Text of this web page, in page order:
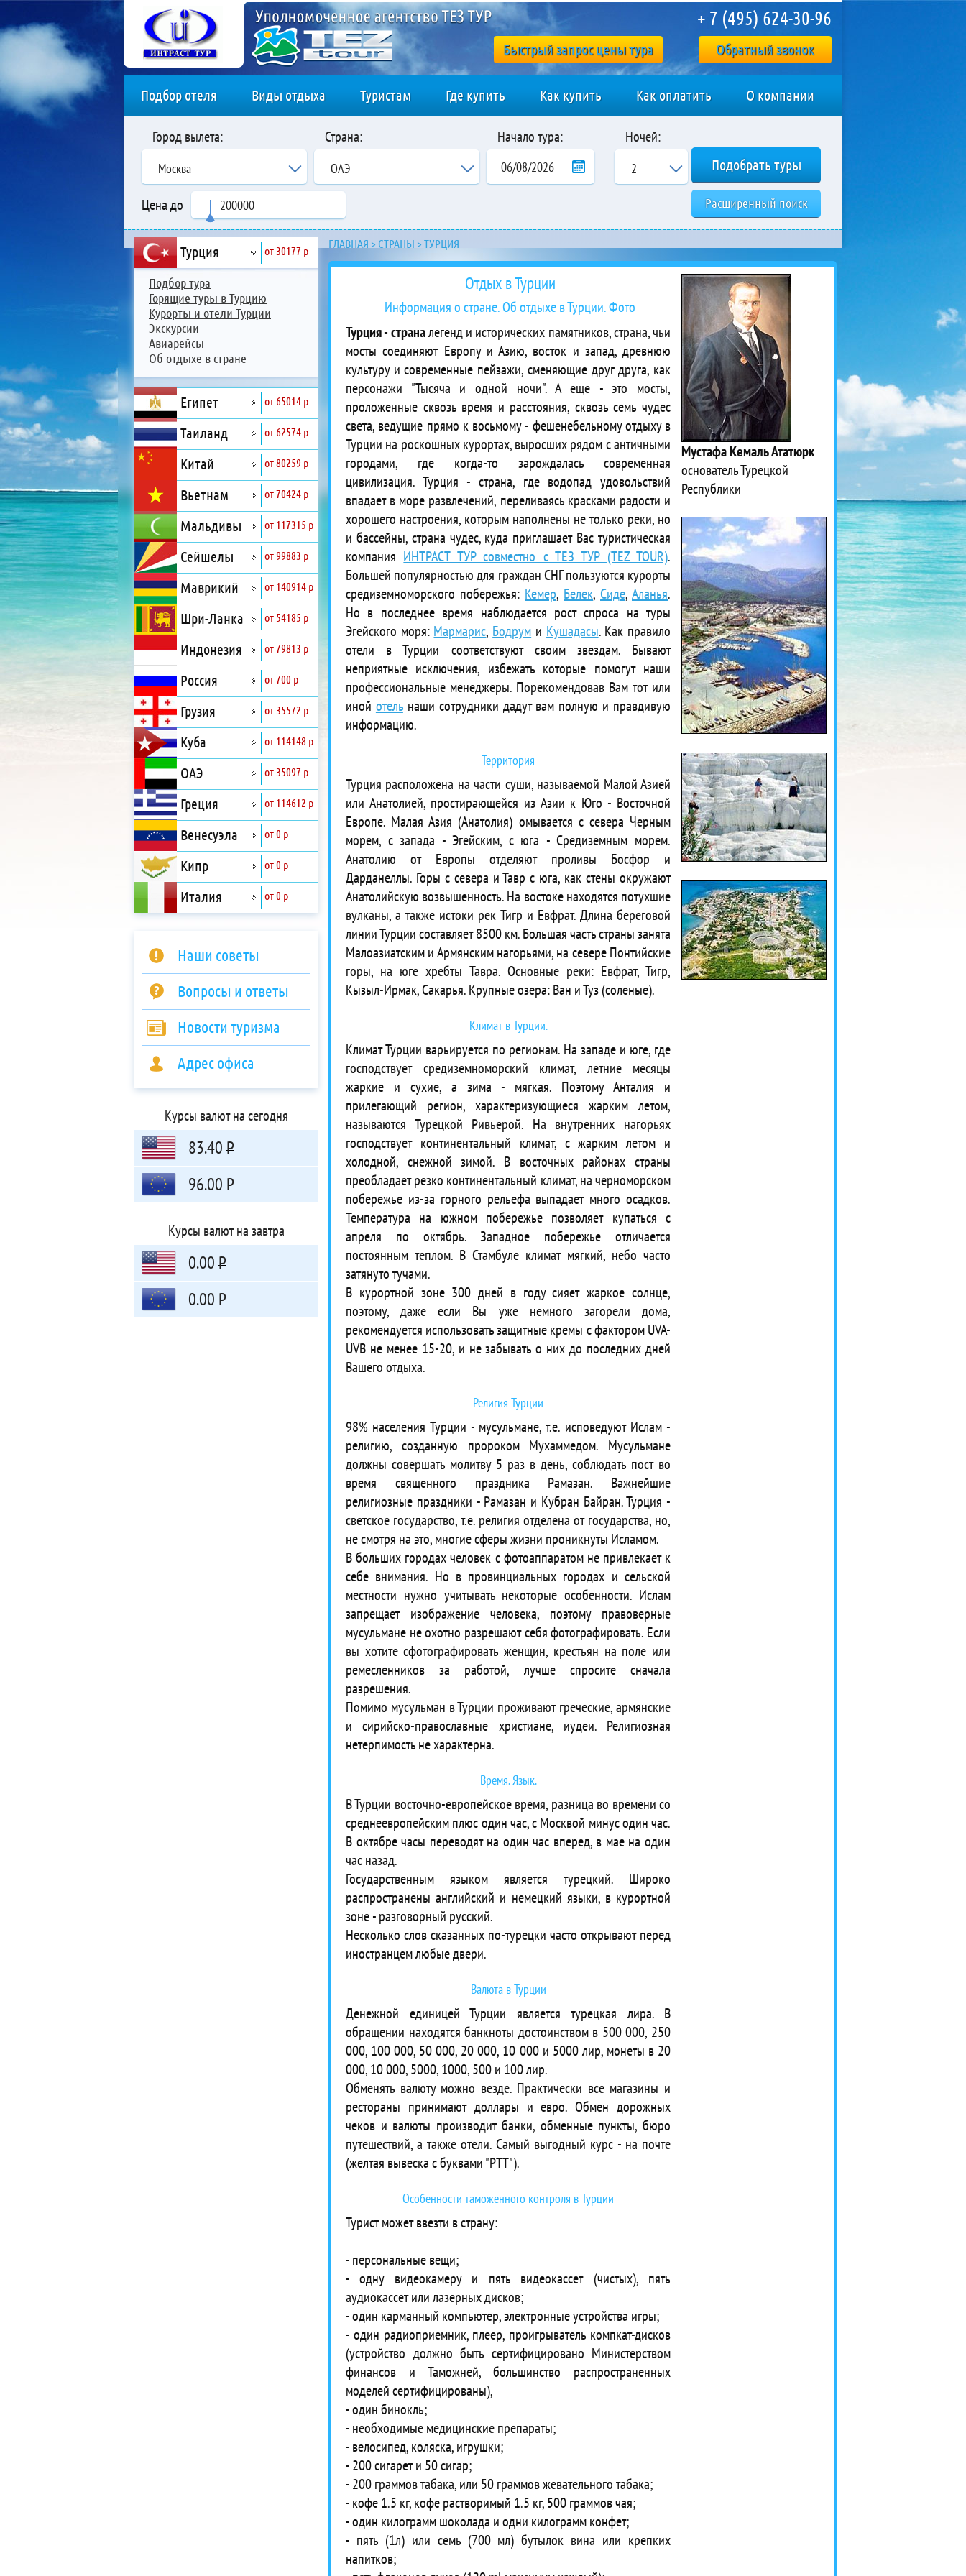
Быстрый запрос цены тура Обратный звонок
+ 7 (495) 624-30-96
Подбор отеля Виды отдыха Туристам Где купить Как купить Как оплатить О компании
Город вылета:
Москва
Страна:
ОАЭ
Начало тура: Ночей:
2
Цена до Расширенный поиск
Турция от 30177 р
Подбор тура
Горящие туры в Турцию
Курорты и отели Турции
Экскурсии
Авиарейсы
Об отдыхе в стране
Египет от 65014 р
Таиланд от 62574 р
Китай от 80259 р
Вьетнам от 70424 р
Мальдивы от 117315 р
Сейшелы от 99883 р
Маврикий от 140914 р
Шри-Ланка от 54185 р
Индонезия от 79813 р
Россия от 700 р
Грузия от 35572 р
Куба от 114148 р
ОАЭ от 35097 р
Греция от 114612 р
Венесуэла от 0 р
Кипр от 0 р
Италия от 0 р
Наши советы
Вопросы и ответы
Новости туризма
Адрес офиса
Курсы валют на сегодня
83.40Р
96.00Р
Курсы валют на завтра
0.00Р
0.00Р
ГЛАВНАЯ > СТРАНЫ > ТУРЦИЯ
Отдых в Турции
Информация о стране. Об отдыхе в Турции. Фото
Турция - страналегенд и исторических памятников, страна, чьи
мосты соединяют Европу и Азию, восток и запад, древнюю
культуру и современные пейзажи, сменяющие друг друга, как
персонажи "Тысяча и одной ночи". А еще - это мосты,
проложенные сквозь время и расстояния, сквозь семь чудес
света, ведущие прямо к восьмому - фешенебельному отдыху в
Турции на роскошных курортах, выросших рядом с античными
городами, где когда-то зарождалась современная
цивилизация. Турция - страна, где водопад удовольствий
впадает в море развлечений, переливаясь красками радости и
хорошего настроения, которым наполнены не только реки, но
и бассейны, страна чудес, куда приглашает Вас туристическая
компания ИНТРАСТ ТУР совместно с ТЕЗ ТУР (TEZ TOUR).
Большей популярностью для граждан СНГ пользуются курорты
средиземноморского побережья: Кемер, Белек, Сиде, Аланья.
Но в последнее время наблюдается рост спроса на туры
Эгейского моря: Мармарис, Бодрум и Кушадасы. Как правило
отели в Турции соответствуют своим звездам. Бывают
неприятные исключения, избежать которые помогут наши
профессиональные менеджеры. Порекомендовав Вам тот или
иной отельнаши сотрудники дадут вам полную и правдивую
информацию.
Территория
Турция расположена на части суши, называемой Малой Азией
или Анатолией, простирающейся из Азии к Юго - Восточной
Европе. Малая Азия (Анатолия) омывается с севера Черным
морем, с запада - Эгейским, с юга - Средиземным морем.
Анатолию от Европы отделяют проливы Босфор и
Дарданеллы. Горы с севера и Тавр с юга, как стены окружают
Анатолийскую возвышенность. На востоке находятся потухшие
вулканы, а также истоки рек Тигр и Евфрат. Длина береговой
линии Турции составляет 8500 км. Большая часть страны занята
Малоазиатским и Армянским нагорьями, на севере Понтийские
горы, на юге хребты Тавра. Основные реки: Евфрат, Тигр,
Кызыл-Ирмак, Сакарья. Крупные озера: Ван и Туз (соленые).
Климат в Турции.
Климат Турции варьируется по регионам. На западе и юге, где
господствует средиземноморский климат, летние месяцы
жаркие и сухие, а зима - мягкая. Поэтому Анталия и
прилегающий регион, характеризующиеся жарким летом,
называются Турецкой Ривьерой. На внутренних нагорьях
господствует континентальный климат, с жарким летом и
холодной, снежной зимой. В восточных районах страны
преобладает резко континентальный климат, на черноморском
побережье из-за горного рельефа выпадает много осадков.
Температура на южном побережье позволяет купаться с
апреля по октябрь. Западное побережье отличается
постоянным теплом. В Стамбуле климат мягкий, небо часто
затянуто тучами.
В курортной зоне 300 дней в году сияет жаркое солнце,
поэтому, даже если Вы уже немного загорели дома,
рекомендуется использовать защитные кремы с фактором UVA-
UVB не менее 15-20, и не забывать о них до последних дней
Вашего отдыха.
Религия Турции
98% населения Турции - мусульмане, т.е. исповедуют Ислам -
религию, созданную пророком Мухаммедом. Мусульмане
должны совершать молитву 5 раз в день, соблюдать пост во
время священного праздника Рамазан. Важнейшие
религиозные праздники - Рамазан и Кубран Байран. Турция -
светское государство, т.е. религия отделена от государства, но,
не смотря на это, многие сферы жизни проникнуты Исламом.
В больших городах человек с фотоаппаратом не привлекает к
себе внимания. Но в провинциальных городах и сельской
местности нужно учитывать некоторые особенности. Ислам
запрещает изображение человека, поэтому правоверные
мусульмане не охотно разрешают себя фотографировать. Если
вы хотите сфотографировать женщин, крестьян на поле или
ремесленников за работой, лучше спросите сначала
разрешения.
Помимо мусульман в Турции проживают греческие, армянские
и сирийско-православные христиане, иудеи. Религиозная
нетерпимость не характерна.
Время. Язык.
В Турции восточно-европейское время, разница во времени со
среднеевропейским плюс один час, с Москвой минус один час.
В октябре часы переводят на один час вперед, в мае на один
час назад.
Государственным языком является турецкий. Широко
распространены английский и немецкий языки, в курортной
зоне - разговорный русский.
Несколько слов сказанных по-турецки часто открывают перед
иностранцем любые двери.
Валюта в Турции
Денежной единицей Турции является турецкая лира. В
обращении находятся банкноты достоинством в 500 000, 250
000, 100 000, 50 000, 20 000, 10 000 и 5000 лир, монеты в 20
000, 10 000, 5000, 1000, 500 и 100 лир.
Обменять валюту можно везде. Практически все магазины и
рестораны принимают доллары и евро. Обмен дорожных
чеков и валюты производит банки, обменные пункты, бюро
путешествий, а также отели. Самый выгодный курс - на почте
(желтая вывеска с буквами "PTT").
Особенности таможенного контроля в Турции
Турист может ввезти в страну:
- персональные вещи;
- одну видеокамеру и пять видеокассет (чистых), пять
аудиокассет или лазерных дисков;
- один карманный компьютер, электронные устройства игры;
- один радиоприемник, плеер, проигрыватель компкат-дисков
(устройство должно быть сертифицировано Министерством
финансов и Таможней, большинство распространенных
моделей сертифицированы),
- один бинокль;
- необходимые медицинские препараты;
- велосипед, коляска, игрушки;
- 200 сигарет и 50 сигар;
- 200 граммов табака, или 50 граммов жевательного табака;
- кофе 1.5 кг, кофе растворимый 1.5 кг, 500 граммов чая;
- один килограмм шоколада и одни килограмм конфет;
- пять (1л) или семь (700 мл) бутылок вина или крепких
напитков;
Мустафа Кемаль Ататюрк
основатель Турецкой
Республики